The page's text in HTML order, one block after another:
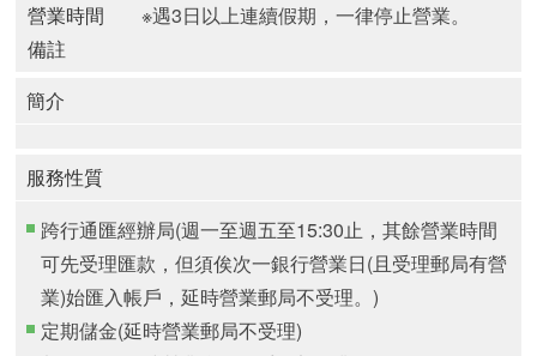
營業時間
備註
※遇3日以上連續假期，一律停止營業。
簡介
服務性質
跨行通匯經辦局(週一至週五至15:30止，其餘營業時間
可先受理匯款，但須俟次一銀行營業日(且受理郵局有營
業)始匯入帳戶，延時營業郵局不受理。)
定期儲金(延時營業郵局不受理)